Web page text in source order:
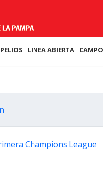
LINEA ABIERTA CAMPO
Champions League